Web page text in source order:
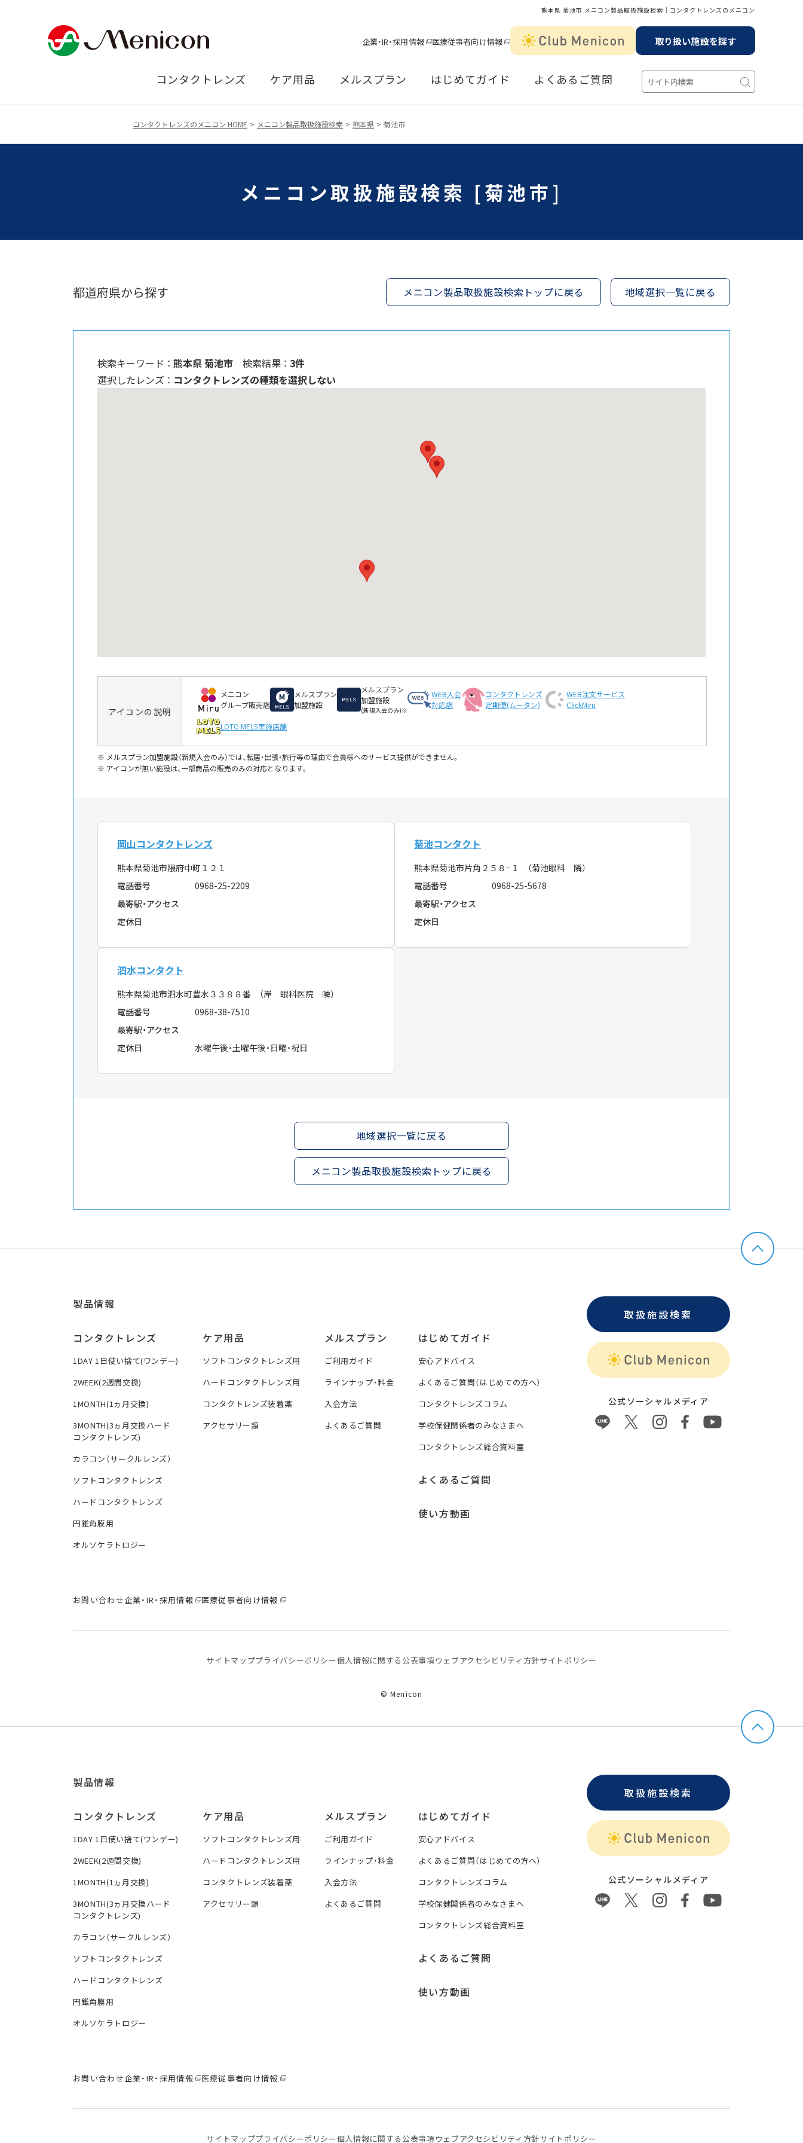
熊本県 菊池市 メニコン製品取扱施設検索│コンタクトレンズのメニコン
企業・IR・採用情報 医療従事者向け情報 取り扱い施設を探す
コンタクトレンズ ケア用品 メルスプラン はじめてガイド よくあるご質問
コンタクトレンズのメニコン HOME メニコン製品取扱施設検索 熊本県 菊池市
メニコン取扱施設検索 [菊池市]
都道府県から探す メニコン製品取扱施設検索トップに戻る 地域選択一覧に戻る
検索キーワード ： 熊本県 菊池市 検索結果 ： 3件
選択したレンズ ： コンタクトレンズの種類を選択しない
アイコンの説明
メニコン
グループ販売店
メルスプラン
加盟施設
メルスプラン
加盟施設
(新規入会のみ)※
WEB入会
対応店
コンタクトレンズ
定期便(ムータン)
WEB注文サービス
ClickMiru
LOTO MELS実施店舗
メルスプラン加盟施設（新規入会のみ）では、転居・出張・旅行等の理由で会員様へのサービス提供ができません。
アイコンが無い施設は、一部商品の販売のみの対応となります。
岡山コンタクトレンズ
熊本県菊池市隈府中町１２１
電話番号
0968-25-2209
最寄駅・アクセス
定休日
菊池コンタクト
熊本県菊池市片角２５８−１ （菊池眼科 隣）
電話番号
0968-25-5678
最寄駅・アクセス
定休日
泗水コンタクト
熊本県菊池市泗水町豊水３３８８番 （岸 眼科医院 隣）
電話番号
0968-38-7510
最寄駅・アクセス
定休日
水曜午後・土曜午後・日曜・祝日
地域選択一覧に戻る
メニコン製品取扱施設検索トップに戻る
製品情報
コンタクトレンズ
1DAY 1日使い捨て(ワンデー)
2WEEK(2週間交換)
1MONTH(1ヵ月交換)
3MONTH(3ヵ月交換ハード
コンタクトレンズ)
カラコン（サークルレンズ）
ソフトコンタクトレンズ
ハードコンタクトレンズ
円錐角膜用
オルソケラトロジー
ケア用品
ソフトコンタクトレンズ用
ハードコンタクトレンズ用
コンタクトレンズ装着薬
アクセサリー類
メルスプラン
ご利用ガイド
ラインナップ・料金
入会方法
よくあるご質問
はじめてガイド
安心アドバイス
よくあるご質問（はじめての方へ）
コンタクトレンズコラム
学校保健関係者のみなさまへ
コンタクトレンズ総合資料室
よくあるご質問
使い方動画
取扱施設検索
公式ソーシャルメディア
お問い合わせ企業・IR・採用情報 医療従事者向け情報
サイトマッププライバシーポリシー個⼈情報に関する公表事項 ウェブアクセシビリティ方針サイトポリシー
© Menicon
製品情報
コンタクトレンズ
1DAY 1日使い捨て(ワンデー)
2WEEK(2週間交換)
1MONTH(1ヵ月交換)
3MONTH(3ヵ月交換ハード
コンタクトレンズ)
カラコン（サークルレンズ）
ソフトコンタクトレンズ
ハードコンタクトレンズ
円錐角膜用
オルソケラトロジー
ケア用品
ソフトコンタクトレンズ用
ハードコンタクトレンズ用
コンタクトレンズ装着薬
アクセサリー類
メルスプラン
ご利用ガイド
ラインナップ・料金
入会方法
よくあるご質問
はじめてガイド
安心アドバイス
よくあるご質問（はじめての方へ）
コンタクトレンズコラム
学校保健関係者のみなさまへ
コンタクトレンズ総合資料室
よくあるご質問
使い方動画
取扱施設検索
公式ソーシャルメディア
お問い合わせ企業・IR・採用情報 医療従事者向け情報
サイトマッププライバシーポリシー個⼈情報に関する公表事項 ウェブアクセシビリティ方針サイトポリシー